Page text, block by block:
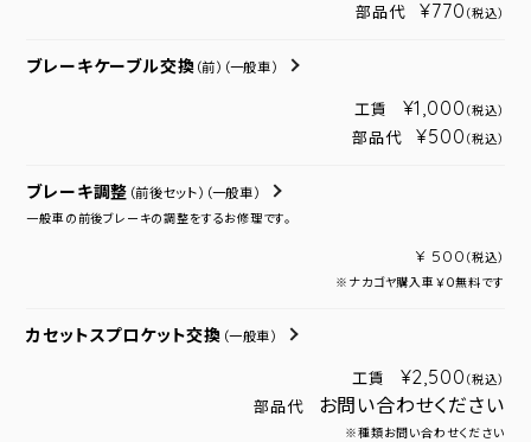
部品代 ¥770 （税込）
ブレーキケーブル交換 （前） （一般車）
工賃 ¥1,000 （税込）
部品代 ¥500 （税込）
ブレーキ調整 （前後セット） （一般車）
一般車の前後ブレーキの調整をするお修理です。
¥ 500 （税込）
※ナカゴヤ購入車￥０無料です
カセットスプロケット交換 （一般車）
工賃 ¥2,500 （税込）
部品代 お問い合わせください
※種類お問い合わせください